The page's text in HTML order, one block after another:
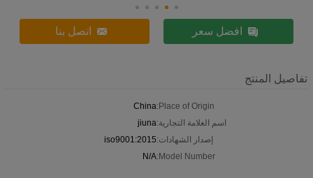
افضل سعر اتصل بنا
تفاصيل المنتج
Place of Origin:
China
اسم العلامة التجارية:jiuna
إصدار الشهادات:iso9001:2015
Model Number:
N/A